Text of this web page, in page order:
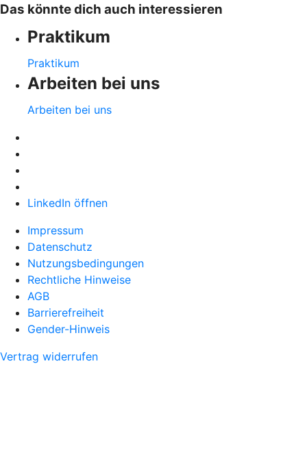
Das könnte dich auch interessieren
Praktikum
Praktikum
Arbeiten bei uns
Arbeiten bei uns
LinkedIn öffnen
Impressum
Datenschutz
Nutzungsbedingungen
Rechtliche Hinweise
AGB
Barrierefreiheit
Gender-Hinweis
Vertrag widerrufen